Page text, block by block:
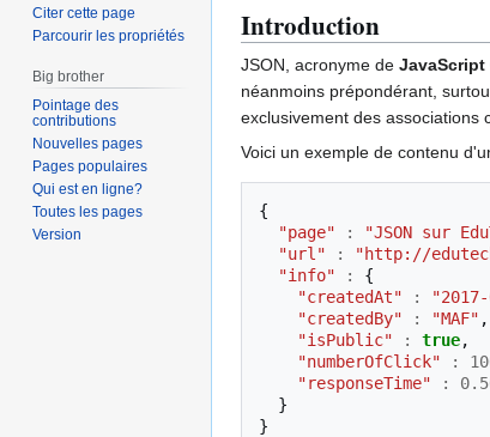
Introduction
JSON, acronyme de
néanmoins prépondérant,
exclusivement des associations
Voici un exemple de contenu
{
"page"
: "JSON sur
"url"
: "http://
"info"
:
{
"createdAt"
:
"createdBy"
: "MAF" ,
"isPublic"
: true,
"numberOfClick"
:
"responseTime"
:
}
}
Citer cette page
Parcourir les propriétés
Big brother
Pointage des
contributions
Nouvelles pages
Pages populaires
Qui est en ligne?
Toutes les pages
Version